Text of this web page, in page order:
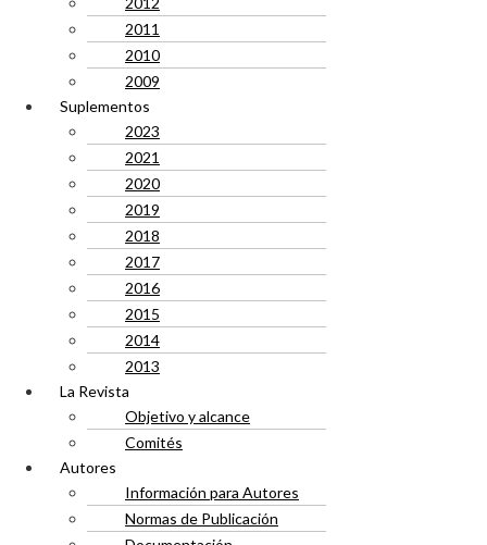
2011
2010
2009
Suplementos
2023
2021
2020
2019
2018
2017
2016
2015
2014
2013
La Revista
Objetivo y alcance
Comités
Autores
Información para Autores
Normas de Publicación